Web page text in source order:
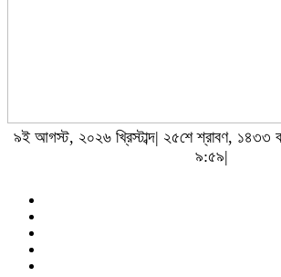
৯ই আগস্ট, ২০২৬ খ্রিস্টাব্দ| ২৫শে শ্রাবণ, ১৪৩৩
৯:৫৯|